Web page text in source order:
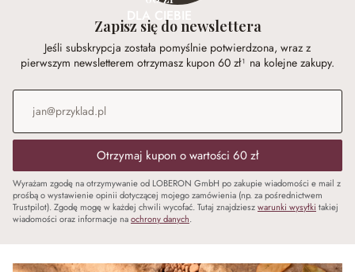
DLA CIEBIE
Zapisz się do newslettera
Jeśli subskrypcja została pomyślnie potwierdzona, wraz z
pierwszym newsletterem otrzymasz kupon 60 zł¹ na kolejne zakupy.
Adres e-mail
Otrzymaj kupon o wartości 60 zł
Wyrażam zgodę na otrzymywanie od LOBERON GmbH po zakupie wiadomości e mail z
prośbą o wystawienie opinii dotyczącej mojego zamówienia (np. za pośrednictwem
Trustpilot). Zgodę mogę w każdej chwili wycofać. Tutaj znajdzieszwarunki wysyłki takiej
wiadomości oraz informacje naochrony danych.